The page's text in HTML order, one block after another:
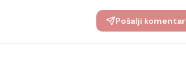
Pošalji komentar